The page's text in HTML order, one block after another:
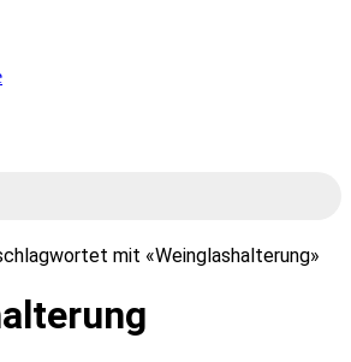
mit «Weinglashalterung»